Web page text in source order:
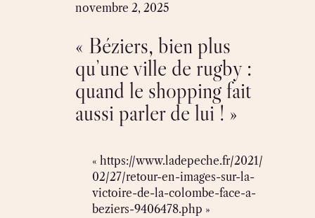
novembre 2, 2025
« Béziers, bien plus
qu’une ville de rugby :
quand le shopping fait
aussi parler de lui ! »
« https://www.ladepeche.fr/2021/
02/27/retour-en-images-sur-la-
victoire-de-la-colombe-face-a-
beziers-9406478.php »